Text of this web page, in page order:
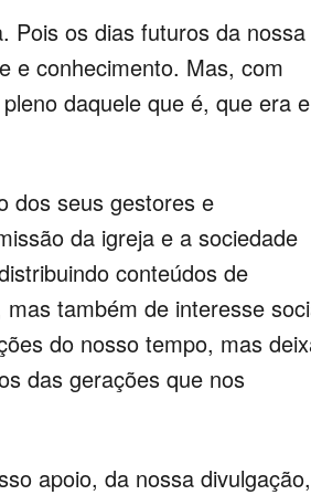
Pois os dias futuros da nossa
e conhecimento. Mas, com
daquele que é, que era e
dos seus gestores e
da igreja e a sociedade
conteúdos de
também de interesse
do nosso tempo, mas
das gerações que nos
apoio, da nossa divulgação,